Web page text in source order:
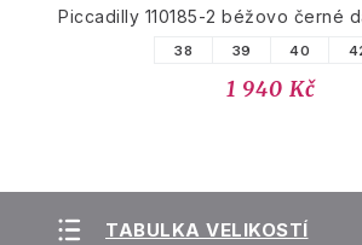
Piccadilly 110185-2 béžovo černé
38 39 40
1 940 Kč
TABULKA VELIKOSTÍ